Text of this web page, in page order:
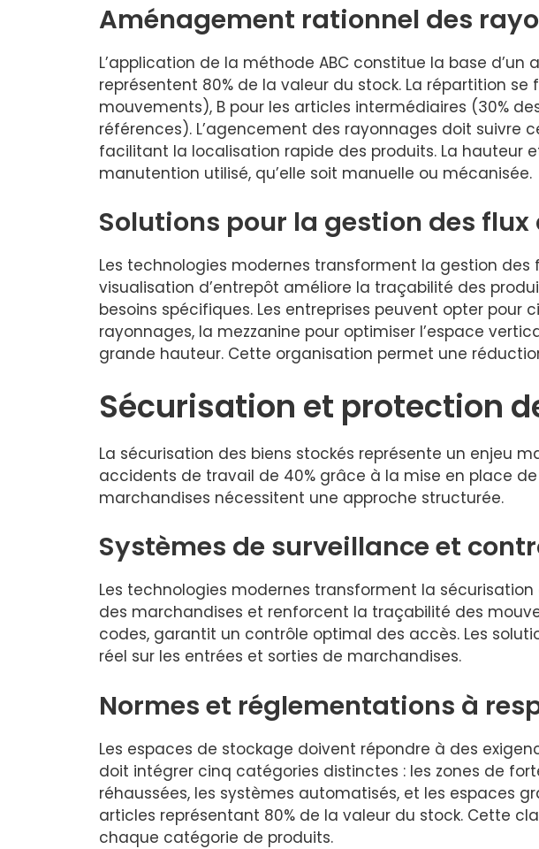
Aménagement rationnel des
L’application de la méthode ABC constitue la base
représentent 80% de la valeur du stock. La répartition
mouvements), B pour les articles intermédiaires (30%
références). L’agencement des rayonnages doit suivre
facilitant la localisation rapide des produits. La hauteur
manutention utilisé, qu’elle soit manuelle ou mécanisée.
Solutions pour la gestion des
Les technologies modernes transforment la gestion des
visualisation d’entrepôt améliore la traçabilité des
besoins spécifiques. Les entreprises peuvent opter
rayonnages, la mezzanine pour optimiser l’espace
grande hauteur. Cette organisation permet une
Sécurisation et protection
La sécurisation des biens stockés représente un enjeu
accidents de travail de 40% grâce à la mise en place
marchandises nécessitent une approche structurée.
Systèmes de surveillance et
Les technologies modernes transforment la
des marchandises et renforcent la traçabilité des
codes, garantit un contrôle optimal des accès. Les
réel sur les entrées et sorties de marchandises.
Normes et réglementations à
Les espaces de stockage doivent répondre à des
doit intégrer cinq catégories distinctes : les zones de
réhaussées, les systèmes automatisés, et les espaces
articles représentant 80% de la valeur du stock. Cette
chaque catégorie de produits.